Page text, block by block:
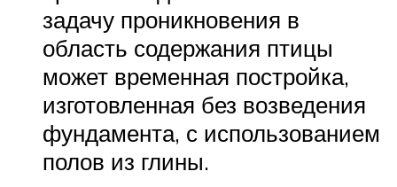
задачу проникновения в
область содержания птицы
может временная постройка,
изготовленная без возведения
фундамента, с использованием
полов из глины.